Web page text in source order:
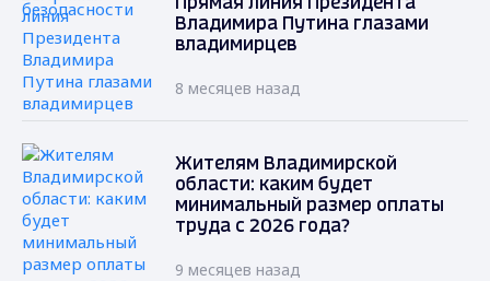
Прямая линия Президента
Владимира Путина глазами
владимирцев
8 месяцев назад
Жителям Владимирской
области: каким будет
минимальный размер оплаты
труда с 2026 года?
9 месяцев назад